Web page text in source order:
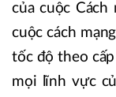
của cuộc
cuộc cách
tốc độ theo
mọi lĩnh vực